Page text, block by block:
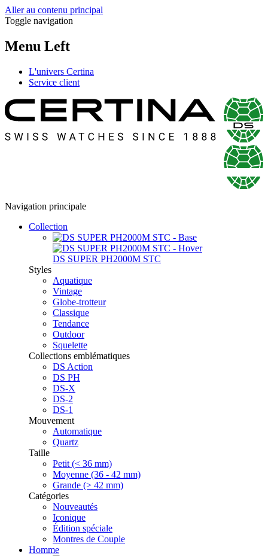
Aller au contenu principal
Toggle navigation
Menu Left
L'univers Certina
Service client
Navigation principale
Collection
DS SUPER PH2000M STC
Styles
Aquatique
Vintage
Globe-trotteur
Classique
Tendance
Outdoor
Squelette
Collections emblématiques
DS Action
DS PH
DS-X
DS-2
DS-1
Mouvement
Automatique
Quartz
Taille
Petit (< 36 mm)
Moyenne (36 - 42 mm)
Grande (> 42 mm)
Catégories
Nouveautés
Iconique
Édition spéciale
Montres de Couple
Homme